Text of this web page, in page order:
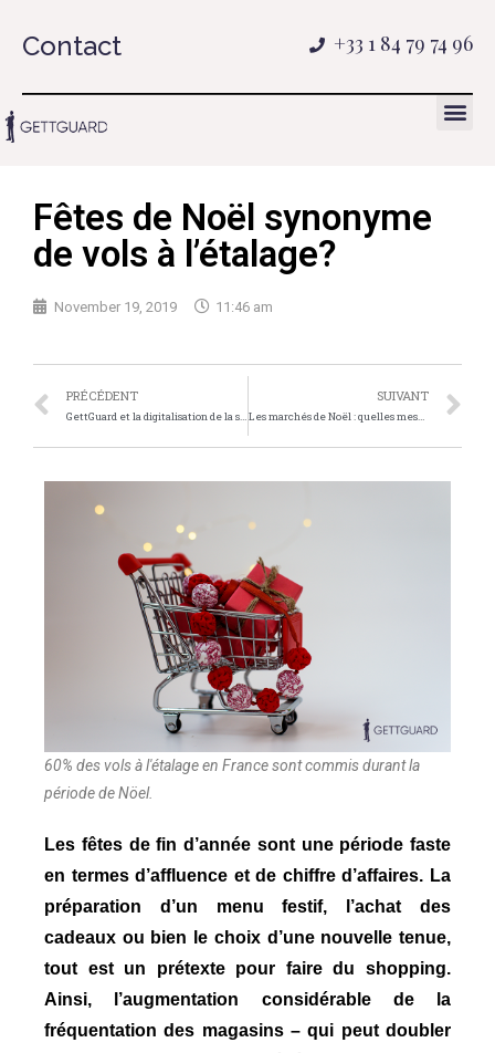
Contact +33 1 84 79 74 96
Fêtes de Noël synonyme
de vols à l’étalage?
November 19, 2019 11:46 am
PRÉCÉDENT
GettGuard et la digitalisation de la sécurité privée
SUIVANT
Les marchés de Noël : quelles mesures de sécurité?
60% des vols à l'étalage en France sont commis durant la
période de Nöel.
Les fêtes de fin d’année sont une période faste
en termes d’affluence et de chiffre d’affaires. La
préparation d’un menu festif, l’achat des
cadeaux ou bien le choix d’une nouvelle tenue,
tout est un prétexte pour faire du shopping.
Ainsi, l’augmentation considérable de la
fréquentation des magasins – qui peut doubler